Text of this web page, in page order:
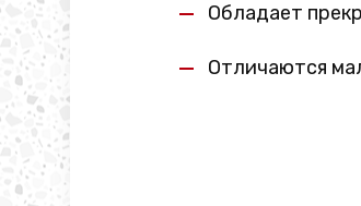
Обладает
Отличаются